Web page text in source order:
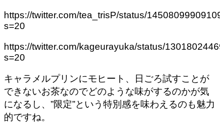
https://twitter.com/tea_trisP/status/
s=20
https://twitter.com/kageurayuka/status/
s=20
キャラメルプリンにモヒート、日ごろ試すことが
できないお茶なのでどのような味がするのかが気
になるし、”限定”という特別感を味わえるのも魅力
的ですね。